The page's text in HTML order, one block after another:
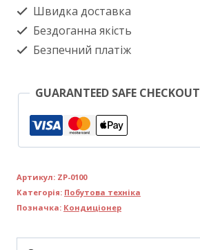
Швидка доставка
Бездоганна якість
Безпечний платіж
GUARANTEED SAFE CHECKOUT
Артикул: ZP-0100
Категорія: Побутова техніка
Позначка: Кондиціонер